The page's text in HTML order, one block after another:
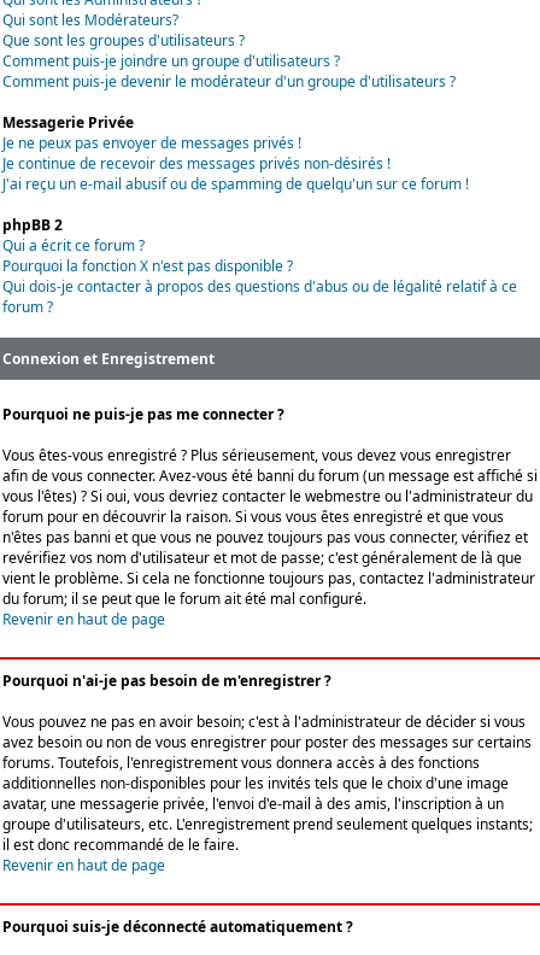
Qui sont les Modérateurs?
Que sont les groupes d'utilisateurs ?
Comment puis-je joindre un groupe d'utilisateurs ?
Comment puis-je devenir le modérateur d'un groupe d'utilisateurs ?
Messagerie Privée
Je ne peux pas envoyer de messages privés !
Je continue de recevoir des messages privés non-désirés !
J'ai reçu un e-mail abusif ou de spamming de quelqu'un sur ce forum !
phpBB 2
Qui a écrit ce forum ?
Pourquoi la fonction X n'est pas disponible ?
Qui dois-je contacter à propos des questions d'abus ou de légalité relatif à ce
forum ?
Connexion et Enregistrement
Pourquoi ne puis-je pas me connecter ?
Vous êtes-vous enregistré ? Plus sérieusement, vous devez vous enregistrer
afin de vous connecter. Avez-vous été banni du forum (un message est affiché si
vous l'êtes) ? Si oui, vous devriez contacter le webmestre ou l'administrateur du
forum pour en découvrir la raison. Si vous vous êtes enregistré et que vous
n'êtes pas banni et que vous ne pouvez toujours pas vous connecter, vérifiez et
revérifiez vos nom d'utilisateur et mot de passe; c'est généralement de là que
vient le problème. Si cela ne fonctionne toujours pas, contactez l'administrateur
du forum; il se peut que le forum ait été mal configuré.
Revenir en haut de page
Pourquoi n'ai-je pas besoin de m'enregistrer ?
Vous pouvez ne pas en avoir besoin; c'est à l'administrateur de décider si vous
avez besoin ou non de vous enregistrer pour poster des messages sur certains
forums. Toutefois, l'enregistrement vous donnera accès à des fonctions
additionnelles non-disponibles pour les invités tels que le choix d'une image
avatar, une messagerie privée, l'envoi d'e-mail à des amis, l'inscription à un
groupe d'utilisateurs, etc. L'enregistrement prend seulement quelques instants;
il est donc recommandé de le faire.
Revenir en haut de page
Pourquoi suis-je déconnecté automatiquement ?